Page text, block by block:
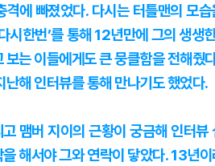
격에 빠졌었다. 다시는 터틀맨의 모
시한번’를 통해 12년만에 그의 생생
보는 이들에게도 큰 뭉클함을 전해줬
난해 인터뷰를 통해 만나기도 했었다.
맴버 지이의 근황이 궁금해 인터
해서야 그와 연락이 닿았다. 13년